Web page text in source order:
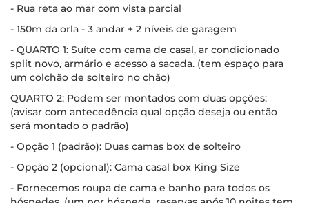
- Rua reta ao mar com vista parcial
- 150m da orla - 3 andar + 2 níveis de garagem
- QUARTO 1: Suíte com cama de casal, ar condicionado
split novo, armário e acesso a sacada. (tem espaço para
um colchão de solteiro no chão)
QUARTO 2: Podem ser montados com duas opções:
(avisar com antecedência qual opção deseja ou então
será montado o padrão)
- Opção 1 (padrão): Duas camas box de solteiro
- Opção 2 (opcional): Cama casal box King Size
- Fornecemos roupa de cama e banho para todos os